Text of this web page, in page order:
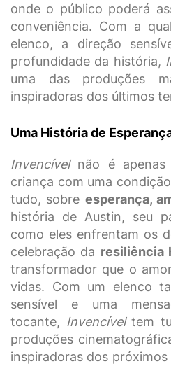
onde o público poderá
conveniência. Com a
elenco, a direção
profundidade da história,
uma das produções
inspiradoras dos últimos
Uma História de
Invencívelnão é apenas
criança com uma
tudo, sobre esperança,
história de Austin, seu
como eles enfrentam os
celebração da resiliência
transformador que o
vidas. Com um elenco
sensível e uma
tocante, Invencíveltem
produções
inspiradoras dos